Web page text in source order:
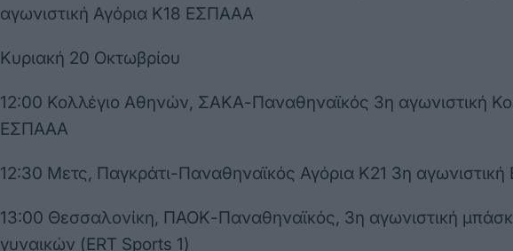
αγωνιστική Αγόρια Κ18 ΕΣΠΑΑΑ
Κυριακή 20 Οκτωβρίου
12:00 Κολλέγιο Αθηνών, ΣΑΚΑ-Παναθηναϊκός 3η αγωνιστική
ΕΣΠΑΑΑ
12:30 Μετς, Παγκράτι-Παναθηναϊκός Αγόρια Κ21 3η
13:00 Θεσσαλονίκη, ΠΑΟΚ-Παναθηναϊκός, 3η αγωνιστική
γυναικών (ERT Sports 1)